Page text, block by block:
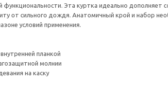
функциональности. Эта куртка идеально
от сильного дождя. Анатомичный крой и набор
условий применения.
планкой
молнии
на каску